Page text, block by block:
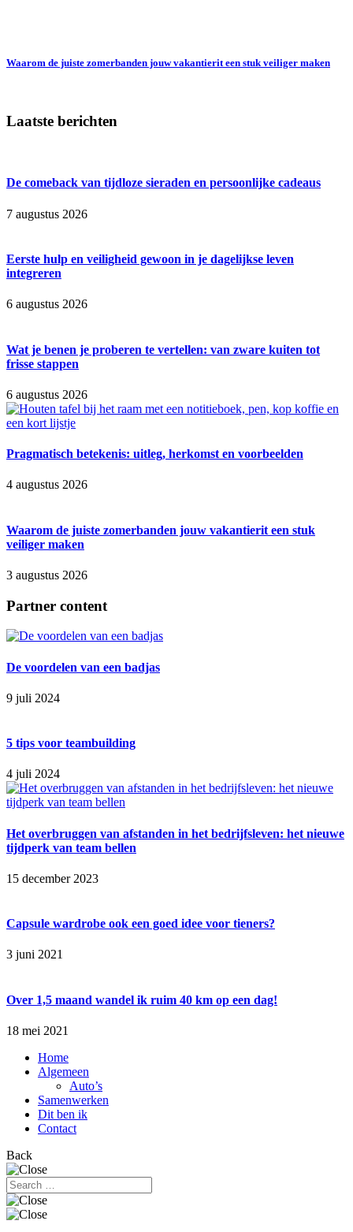
Waarom de juiste zomerbanden jouw vakantierit een stuk veiliger maken
Laatste berichten
De comeback van tijdloze sieraden en persoonlijke cadeaus
7 augustus 2026
Eerste hulp en veiligheid gewoon in je dagelijkse leven
integreren
6 augustus 2026
Wat je benen je proberen te vertellen: van zware kuiten tot
frisse stappen
6 augustus 2026
Pragmatisch betekenis: uitleg, herkomst en voorbeelden
4 augustus 2026
Waarom de juiste zomerbanden jouw vakantierit een stuk
veiliger maken
3 augustus 2026
Partner content
De voordelen van een badjas
9 juli 2024
5 tips voor teambuilding
4 juli 2024
Het overbruggen van afstanden in het bedrijfsleven: het nieuwe
tijdperk van team bellen
15 december 2023
Capsule wardrobe ook een goed idee voor tieners?
3 juni 2021
Over 1,5 maand wandel ik ruim 40 km op een dag!
18 mei 2021
Home
Algemeen
Auto’s
Samenwerken
Dit ben ik
Contact
Back